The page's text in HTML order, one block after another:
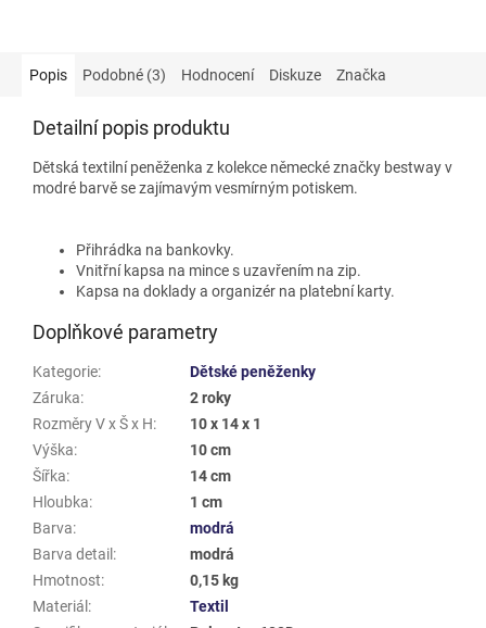
Popis Podobné (3) Hodnocení Diskuze Značka
Detailní popis produktu
Dětská textilní peněženka z kolekce německé značky bestway v
modré barvě se zajímavým vesmírným potiskem.
Přihrádka na bankovky.
Vnitřní kapsa na mince s uzavřením na zip.
Kapsa na doklady a organizér na platební karty.
Doplňkové parametry
Kategorie:
Dětské peněženky
Záruka:
2 roky
Rozměry V x Š x H:
10 x 14 x 1
Výška:
10 cm
Šířka:
14 cm
Hloubka:
1 cm
Barva:
modrá
Barva detail :
modrá
Hmotnost:
0,15 kg
Materiál :
Textil